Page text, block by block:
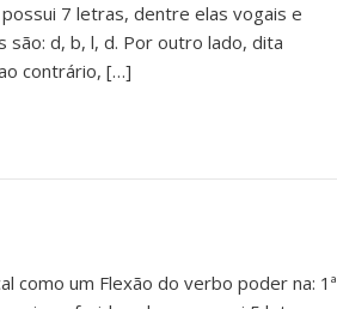
7 letras, dentre elas vogais e
são: d, b, l, d. Por outro lado, dita
contrário, […]
como um Flexão do verbo poder na: 1ª